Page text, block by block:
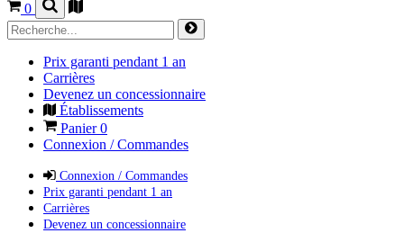
0
Prix garanti pendant 1 an
Carrières
Devenez un concessionnaire
Établissements
Panier0
Connexion / Commandes
Connexion / Commandes
Prix garanti pendant 1 an
Carrières
Devenez un concessionnaire